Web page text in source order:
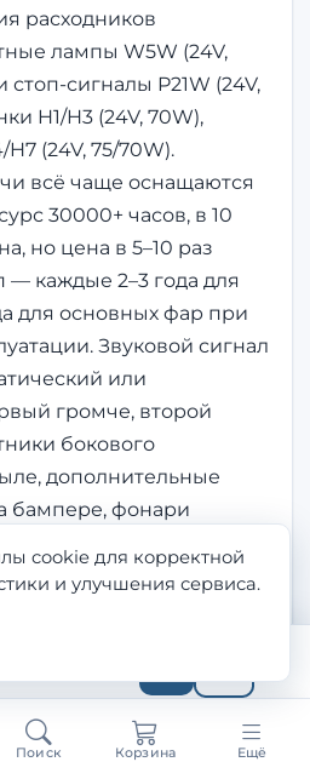
расходников
лампы W5W (24V,
сигналы P21W (24V,
H1/H3 (24V, 70W),
(24V, 75/70W).
всё чаще оснащаются
30000+ часов, в 10
но цена в 5–10 раз
каждые 2–3 года для
для основных фар при
Звуковой сигнал
или
громче, второй
бокового
дополнительные
бампере, фонари
при перегорании. На
— встроенный
ламп через ECU с
минут
cookie для корректной
и улучшения сервиса.
Поиск Корзина Ещё